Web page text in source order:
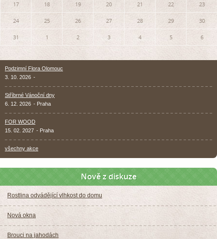
17 18 19 20 21 22 23
24 25 26 27 28 29 30
31 1 2 3 4 5 6
Podzimní Flora Olomouc
3. 10. 2026 -
Stříbrné Vánoční dny
6. 12. 2026 - Praha
FOR WOOD
15. 02. 2027 - Praha
všechny akce
Nově z diskuze
Rostlina odvádějící vlhkost do domu
Nová okna
Brouci na jahodách